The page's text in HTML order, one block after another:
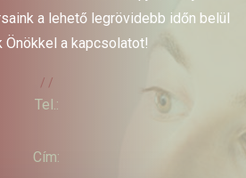
a lehető legrövidebb időn belül
a kapcsolatot!
/ /
Tel.:
Cím: